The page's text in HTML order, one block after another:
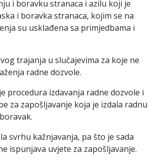
i boravku stranaca i azilu koji je
i boravka stranaca, kojim se na
su usklađena sa primjedbama i
trajanja u slučajevima za koje ne
radne dozvole.
procedura izdavanja radne dozvole i
za zapošljavanje koja je izdala radnu
svrhu kažnjavanja, pa što je sada
ispunjava uvjete za zapošljavanje.